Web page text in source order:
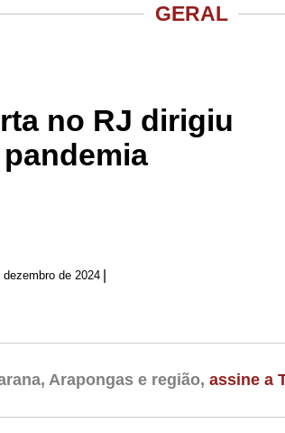
GERAL
no RJ dirigiu
dezembro de 2024
Arapongas e região, assine a